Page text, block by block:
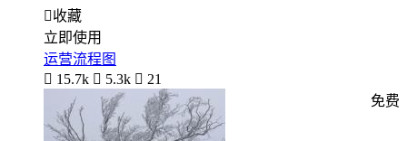
收藏
立即使用
运营流程图
 15.7k  5.3k  21
免费